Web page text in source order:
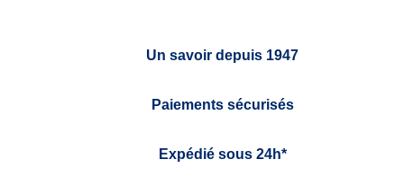
Un savoir depuis 1947
Paiements sécurisés
Expédié sous 24h*